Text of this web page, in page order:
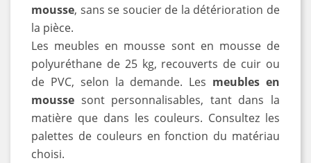
mousse, sans se soucier de la détérioration de
la pièce.
Les meubles en mousse sont en mousse de
polyuréthane de 25 kg, recouverts de cuir ou
de PVC, selon la demande. Les meubles en
mousse sont personnalisables, tant dans la
matière que dans les couleurs. Consultez les
palettes de couleurs en fonction du matériau
choisi.